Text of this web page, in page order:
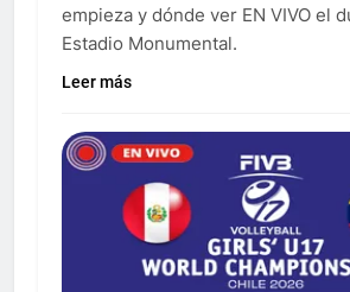
empieza y dónde ver EN VIVO el
Estadio Monumental.
Leer más